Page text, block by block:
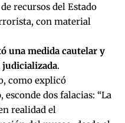
recursos del Estado
con material
una medida cautelar y
judicializada.
como explicó
, esconde dos falacias: “La
realidad el